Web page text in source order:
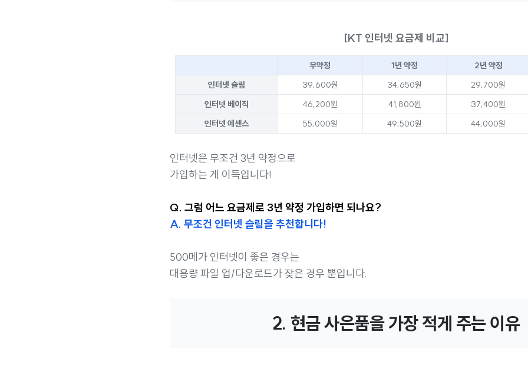
[KT 인터넷 요금제 비교]
무약정 1년 약정
2년 약정
인터넷 슬림
39,600원 34,650원
29,700원
인터넷 베이직
46,200원 41,800원
37,400원
인터넷 에센스
55,000원 49,500원 44,000원
인터넷은 무조건 3년 약정으로
가입하는 게 이득입니다!
Q. 그럼 어느 요금제로 3년 약정 가입하면 되나요?
A. 무조건 인터넷 슬림을 추천합니다!
500메가 인터넷이 좋은 경우는
대용량 파일 업/다운로드가 잦은 경우 뿐입니다.
2. 현금 사은품을 가장 적게 주는 이유